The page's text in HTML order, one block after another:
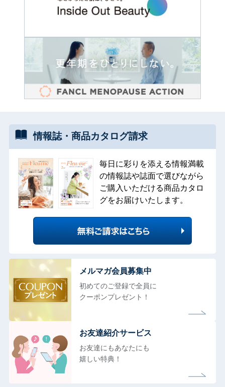
情報誌・ 商品カタログ請求
毎日に彩りを添える情報満載
の情報誌や誌面で選びながら
ご購入いただける商品カタロ
グをお届けいたします。
メルマガ会員募集中
初めてのご登録で全員に
クーポンプレゼント！
お友達紹介サービス
お友達にもあなたにも
嬉しい特典！